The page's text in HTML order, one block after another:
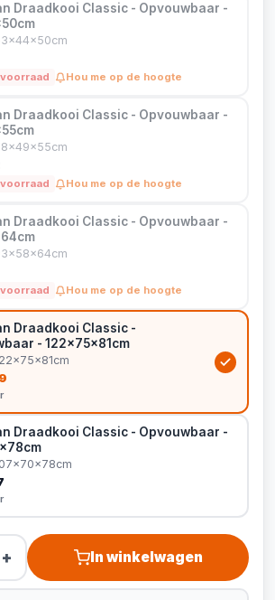
Draadkooi Classic - Opvouwbaar -
Hou me op de hoogte
Draadkooi Classic - Opvouwbaar -
Hou me op de hoogte
Draadkooi Classic - Opvouwbaar -
Hou me op de hoogte
Draadkooi Classic -
- 122x75x81cm
Draadkooi Classic - Opvouwbaar -
+ In winkelwagen